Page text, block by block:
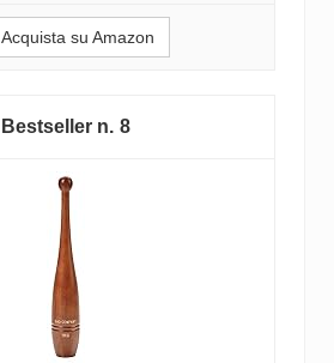
Acquista su Amazon
8